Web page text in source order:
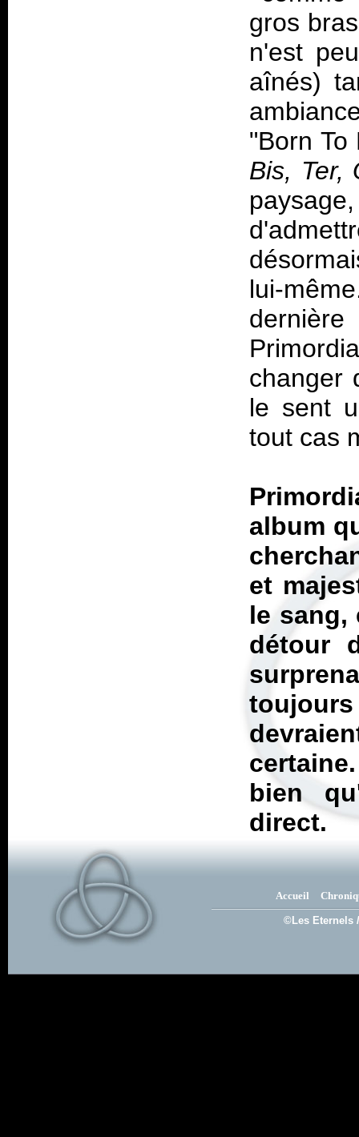
gros
n'est
aînés)
"Born
Bis, Ter,
lui-
changer
le sent
tout cas
album
et
le sang,
détour
bien
direct.
Accueil
©Les Eternels